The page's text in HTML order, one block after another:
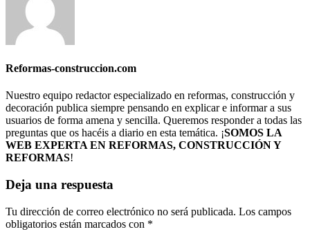
Reformas-construccion.com
Nuestro equipo redactor especializado en reformas, construcción y
decoración publica siempre pensando en explicar e informar a sus
usuarios de forma amena y sencilla. Queremos responder a todas las
preguntas que os hacéis a diario en esta temática. ¡SOMOS LA
WEB EXPERTA EN REFORMAS, CONSTRUCCIÓN Y
REFORMAS!
Deja una respuesta
Tu dirección de correo electrónico no será publicada. Los campos
obligatorios están marcados con *